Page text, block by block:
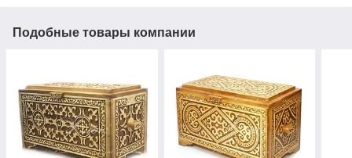
Подобные товары компании